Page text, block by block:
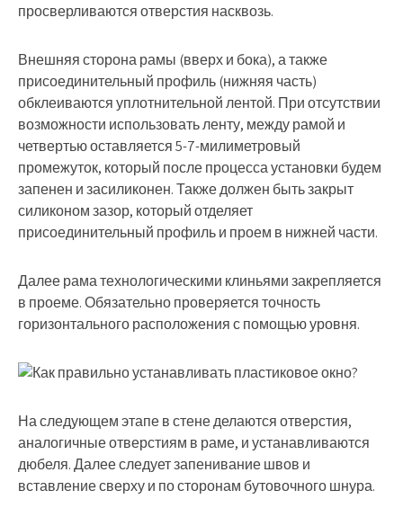
просверливаются отверстия насквозь.
Внешняя сторона рамы (вверх и бока), а также
присоединительный профиль (нижняя часть)
обклеиваются уплотнительной лентой. При отсутствии
возможности использовать ленту, между рамой и
четвертью оставляется 5-7-милиметровый
промежуток, который после процесса установки будем
запенен и засиликонен. Также должен быть закрыт
силиконом зазор, который отделяет
присоединительный профиль и проем в нижней части.
Далее рама технологическими клиньями закрепляется
в проеме. Обязательно проверяется точность
горизонтального расположения с помощью уровня.
На следующем этапе в стене делаются отверстия,
аналогичные отверстиям в раме, и устанавливаются
дюбеля. Далее следует запенивание швов и
вставление сверху и по сторонам бутовочного шнура.